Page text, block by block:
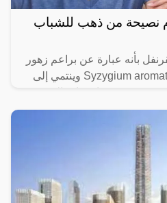
نصيحة من ذهب للشباب
بأنه عبارة عن براعم زهور
مجففة من شجرة “Syzygium aromaticum وينتمي إلى